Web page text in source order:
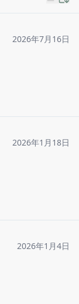
2026年7月16日
2026年1月18日
2026年1月4日